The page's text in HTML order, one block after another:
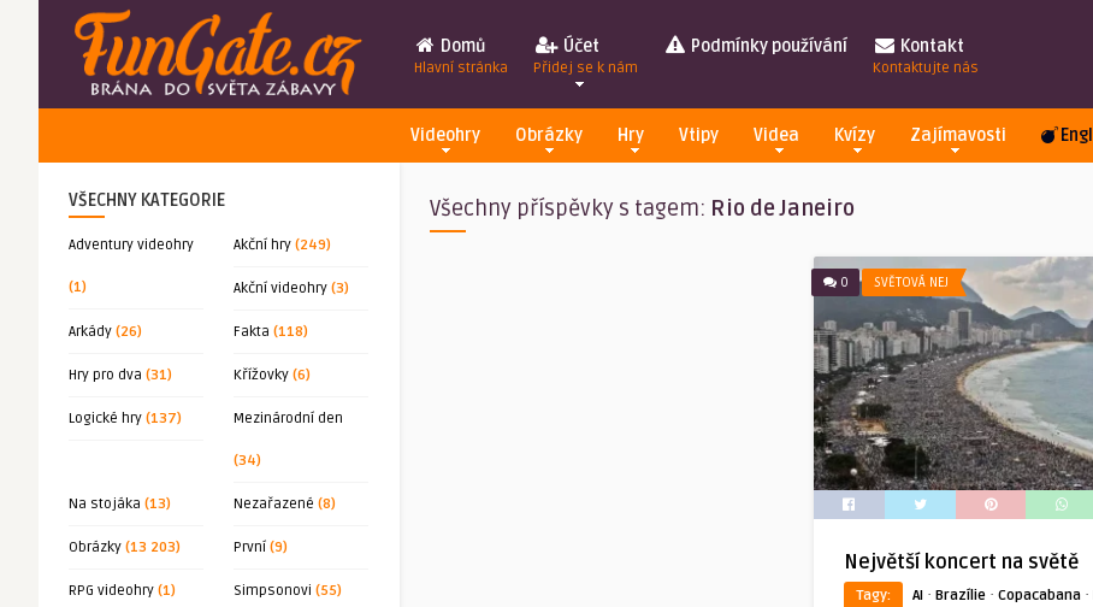
Domů
Hlavní stránka
Účet
Přidej se k nám
Podmínky používání Kontakt
Kontaktujte nás
Videohry Obrázky Hry Vtipy Videa Kvízy Zajímavosti
VŠECHNY KATEGORIE
Adventury videohry
(1)
Akční hry (249)
Akční videohry (3)
Arkády (26) Fakta (118)
Hry pro dva (31) Křížovky (6)
Logické hry (137) Mezinárodní den
(34)
Na stojáka (13) Nezařazené (8)
Obrázky (13 203) První (9)
RPG videohry (1) Simpsonovi (55)
Všechny příspěvky s tagem: Rio de Janeiro
0 SVĚTOVÁ NEJ
Největší koncert na světě
Tagy: AI · Brazílie · Copacabana ·